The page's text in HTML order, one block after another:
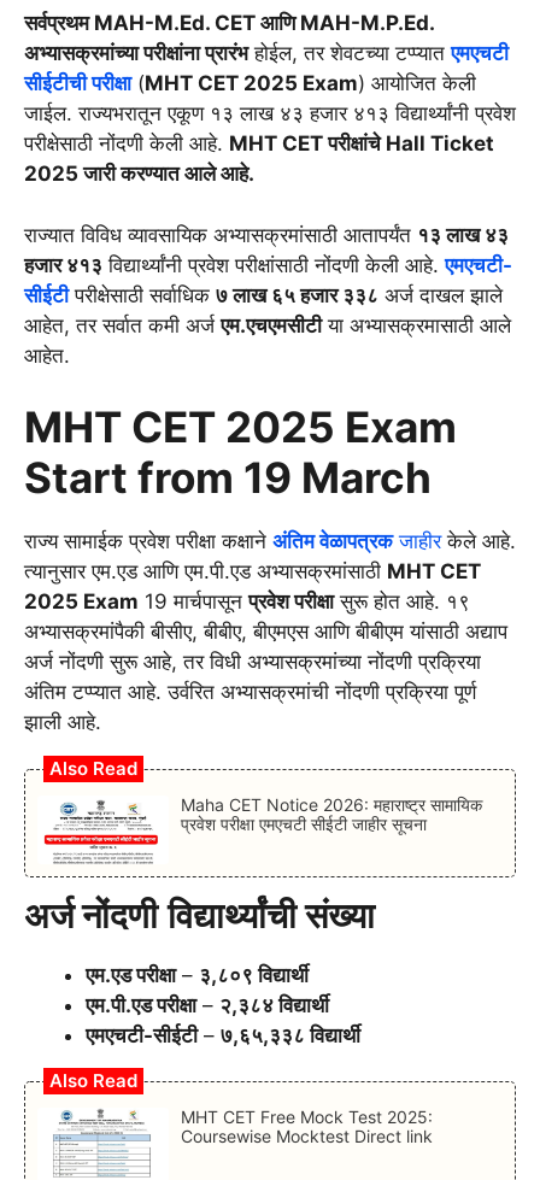
सर्वप्रथम MAH-M.Ed. CET आणि MAH-M.P.Ed.
अभ्यासक्रमांच्या परीक्षांना प्रारंभहोईल, तर शेवटच्या टप्प्यातएमएचटी
सीईटीची परीक्षा(MHT CET 2025 Exam) आयोजित केली
जाईल. राज्यभरातून एकूण १३ लाख ४३ हजार ४१३ विद्यार्थ्यांनी प्रवेश
परीक्षेसाठी नोंदणी केली आहे. MHT CET परीक्षांचे Hall Ticket
2025 जारी करण्यात आले आहे.
राज्यात विविध व्यावसायिक अभ्यासक्रमांसाठी आतापर्यंत १३ लाख ४३
हजार ४१३ विद्यार्थ्यांनी प्रवेश परीक्षांसाठी नोंदणी केली आहे.एमएचटी-
सीईटीपरीक्षेसाठी सर्वाधिक ७ लाख ६५ हजार ३३८ अर्ज दाखल झाले
आहेत, तर सर्वात कमी अर्जएम.एचएमसीटीया अभ्यासक्रमासाठी आले
आहेत.
MHT CET 2025 Exam
Start from 19 March
राज्य सामाईक प्रवेश परीक्षा कक्षाने अंतिम वेळापत्रकजाहीरकेले आहे.
त्यानुसार एम.एड आणि एम.पी.एड अभ्यासक्रमांसाठी MHT CET
2025 Exam 19 मार्चपासूनप्रवेश परीक्षासुरू होत आहे. १९
अभ्यासक्रमांपैकी बीसीए, बीबीए, बीएमएस आणि बीबीएम यांसाठी अद्याप
अर्ज नोंदणी सुरू आहे, तर विधी अभ्यासक्रमांच्या नोंदणी प्रक्रिया
अंतिम टप्प्यात आहे. उर्वरित अभ्यासक्रमांची नोंदणी प्रक्रिया पूर्ण
झाली आहे.
Also Read
Maha CET Notice 2026: महाराष्ट्र सामायिक
प्रवेश परीक्षा एमएचटी सीईटी जाहीर सूचना
अर्ज नोंदणी विद्यार्थ्यांची संख्या
एम.एड परीक्षा– ३,८०९ विद्यार्थी
एम.पी.एड परीक्षा– २,३८४ विद्यार्थी
एमएचटी-सीईटी– ७,६५,३३८ विद्यार्थी
Also Read
MHT CET Free Mock Test 2025:
Coursewise Mocktest Direct link